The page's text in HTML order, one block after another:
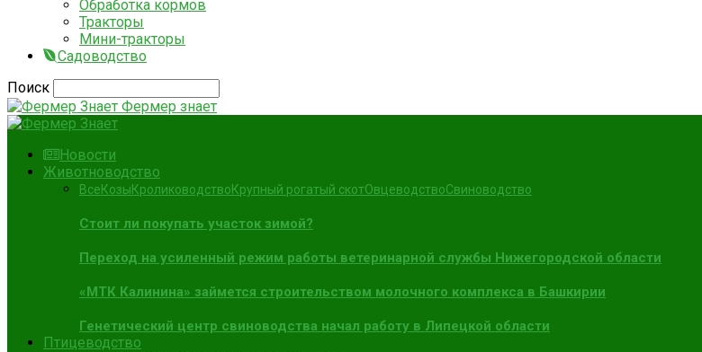
Обработка кормов
Тракторы
Мини-тракторы
Садоводство
Поиск
Фермер знает
Новости
Животноводство
ВсеКозыКролиководствоКрупный рогатый скотОвцеводствоСвиноводство
Стоит ли покупать участок зимой?
Переход на усиленный режим работы ветеринарной службы Нижегородской области
«МТК Калинина» займется строительством молочного комплекса в Башкирии
Генетический центр свиноводства начал работу в Липецкой области
Птицеводство